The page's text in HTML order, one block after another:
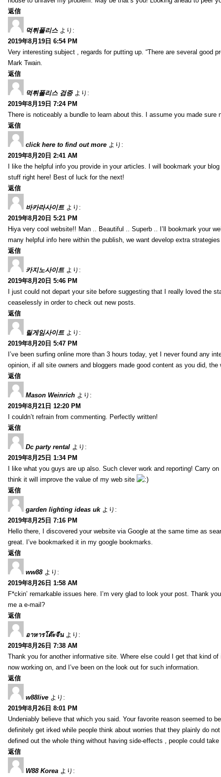
返信
먹튀폴리스 より:
2019年8月19日 6:54 PM
Very interesting subject , regards for putting up. “There are several good
Mark Twain.
返信
먹튀폴리스 검증 より:
2019年8月19日 7:24 PM
There is noticeably a bundle to learn about this. I assume you made sure
返信
click here to find out more より:
2019年8月20日 2:41 AM
I like the helpful info you provide in your articles. I will bookmark your
stuff right here! Best of luck for the next!
返信
바카라사이트 より:
2019年8月20日 5:21 PM
Hiya very cool website!! Man .. Beautiful .. Superb .. I’ll bookmark your
many helpful info here within the publish, we want develop extra
返信
카지노사이트 より:
2019年8月20日 5:46 PM
I just could not depart your site before suggesting that I really loved the
ceaselessly in order to check out new posts.
返信
릴게임사이트 より:
2019年8月20日 5:47 PM
I’ve been surfing online more than 3 hours today, yet I never found any
opinion, if all site owners and bloggers made good content as you did,
返信
Mason Weinrich より:
2019年8月21日 12:20 PM
I couldn’t refrain from commenting. Perfectly written!
返信
Dc party rental より:
2019年8月25日 1:34 PM
I like what you guys are up also. Such clever work and reporting! Carry
think it will improve the value of my web site
返信
garden lighting ideas uk より:
2019年8月25日 7:16 PM
Hello there, I discovered your website via Google at the same time as
great. I’ve bookmarked it in my google bookmarks.
返信
ww88 より:
2019年8月26日 1:58 AM
F*ckin’ remarkable issues here. I’m very glad to look your post. Thank
me a e-mail?
返信
อาหารโต๊ะจีน より:
2019年8月26日 7:38 AM
Thank you for another informative site. Where else could I get that kind
now working on, and I’ve been on the look out for such information.
返信
w88live より:
2019年8月26日 8:01 PM
Undeniably believe that which you said. Your favorite reason seemed to
definitely get irked while people think about worries that they plainly do
defined out the whole thing without having side-effects , people could
返信
W88 Korea より: